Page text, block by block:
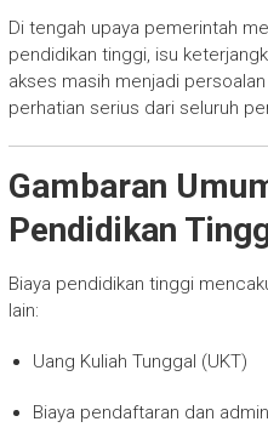
Di tengah upaya pemerintah
pendidikan tinggi, isu
akses masih menjadi
perhatian serius dari seluruh
Gambaran
Pendidikan
Biaya pendidikan tinggi
lain:
Uang Kuliah Tunggal (UKT)
Biaya pendaftaran dan